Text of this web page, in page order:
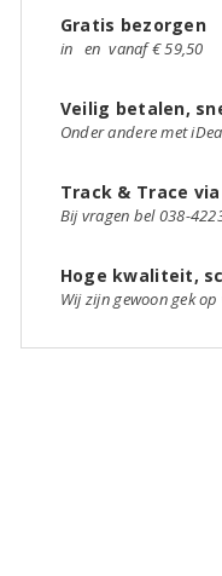
Gratis bezorgen
in en vanaf € 59,50
Veilig betalen,
Onder andere met
Track & Trace
Bij vragen bel 038-
Hoge kwaliteit,
Wij zijn gewoon gek